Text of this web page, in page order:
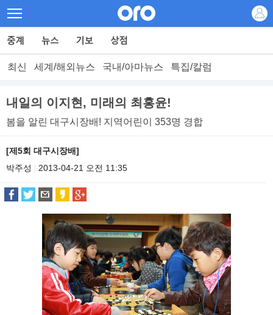
최신 세계/해외뉴스 국내/아마뉴스 특집/칼럼
내일의 이지현, 미래의 최홍윤!
봄을 알린 대구시장배! 지역어린이 353명 경합
[제5회 대구시장배]
박주성
2013-04-21 오전 11:35